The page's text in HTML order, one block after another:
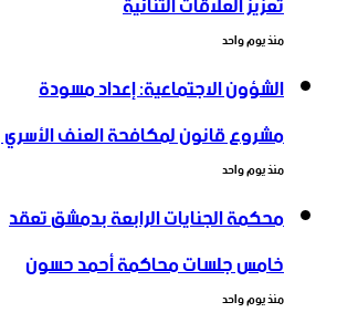
منذ يوم واحد
الشؤون الاجتماعية: إعداد مسودة
مشروع قانون لمكافحة العنف الأسري ‏
منذ يوم واحد
محكمة الجنايات الرابعة بدمشق تعقد
خامس جلسات محاكمة أحمد حسون
منذ يوم واحد